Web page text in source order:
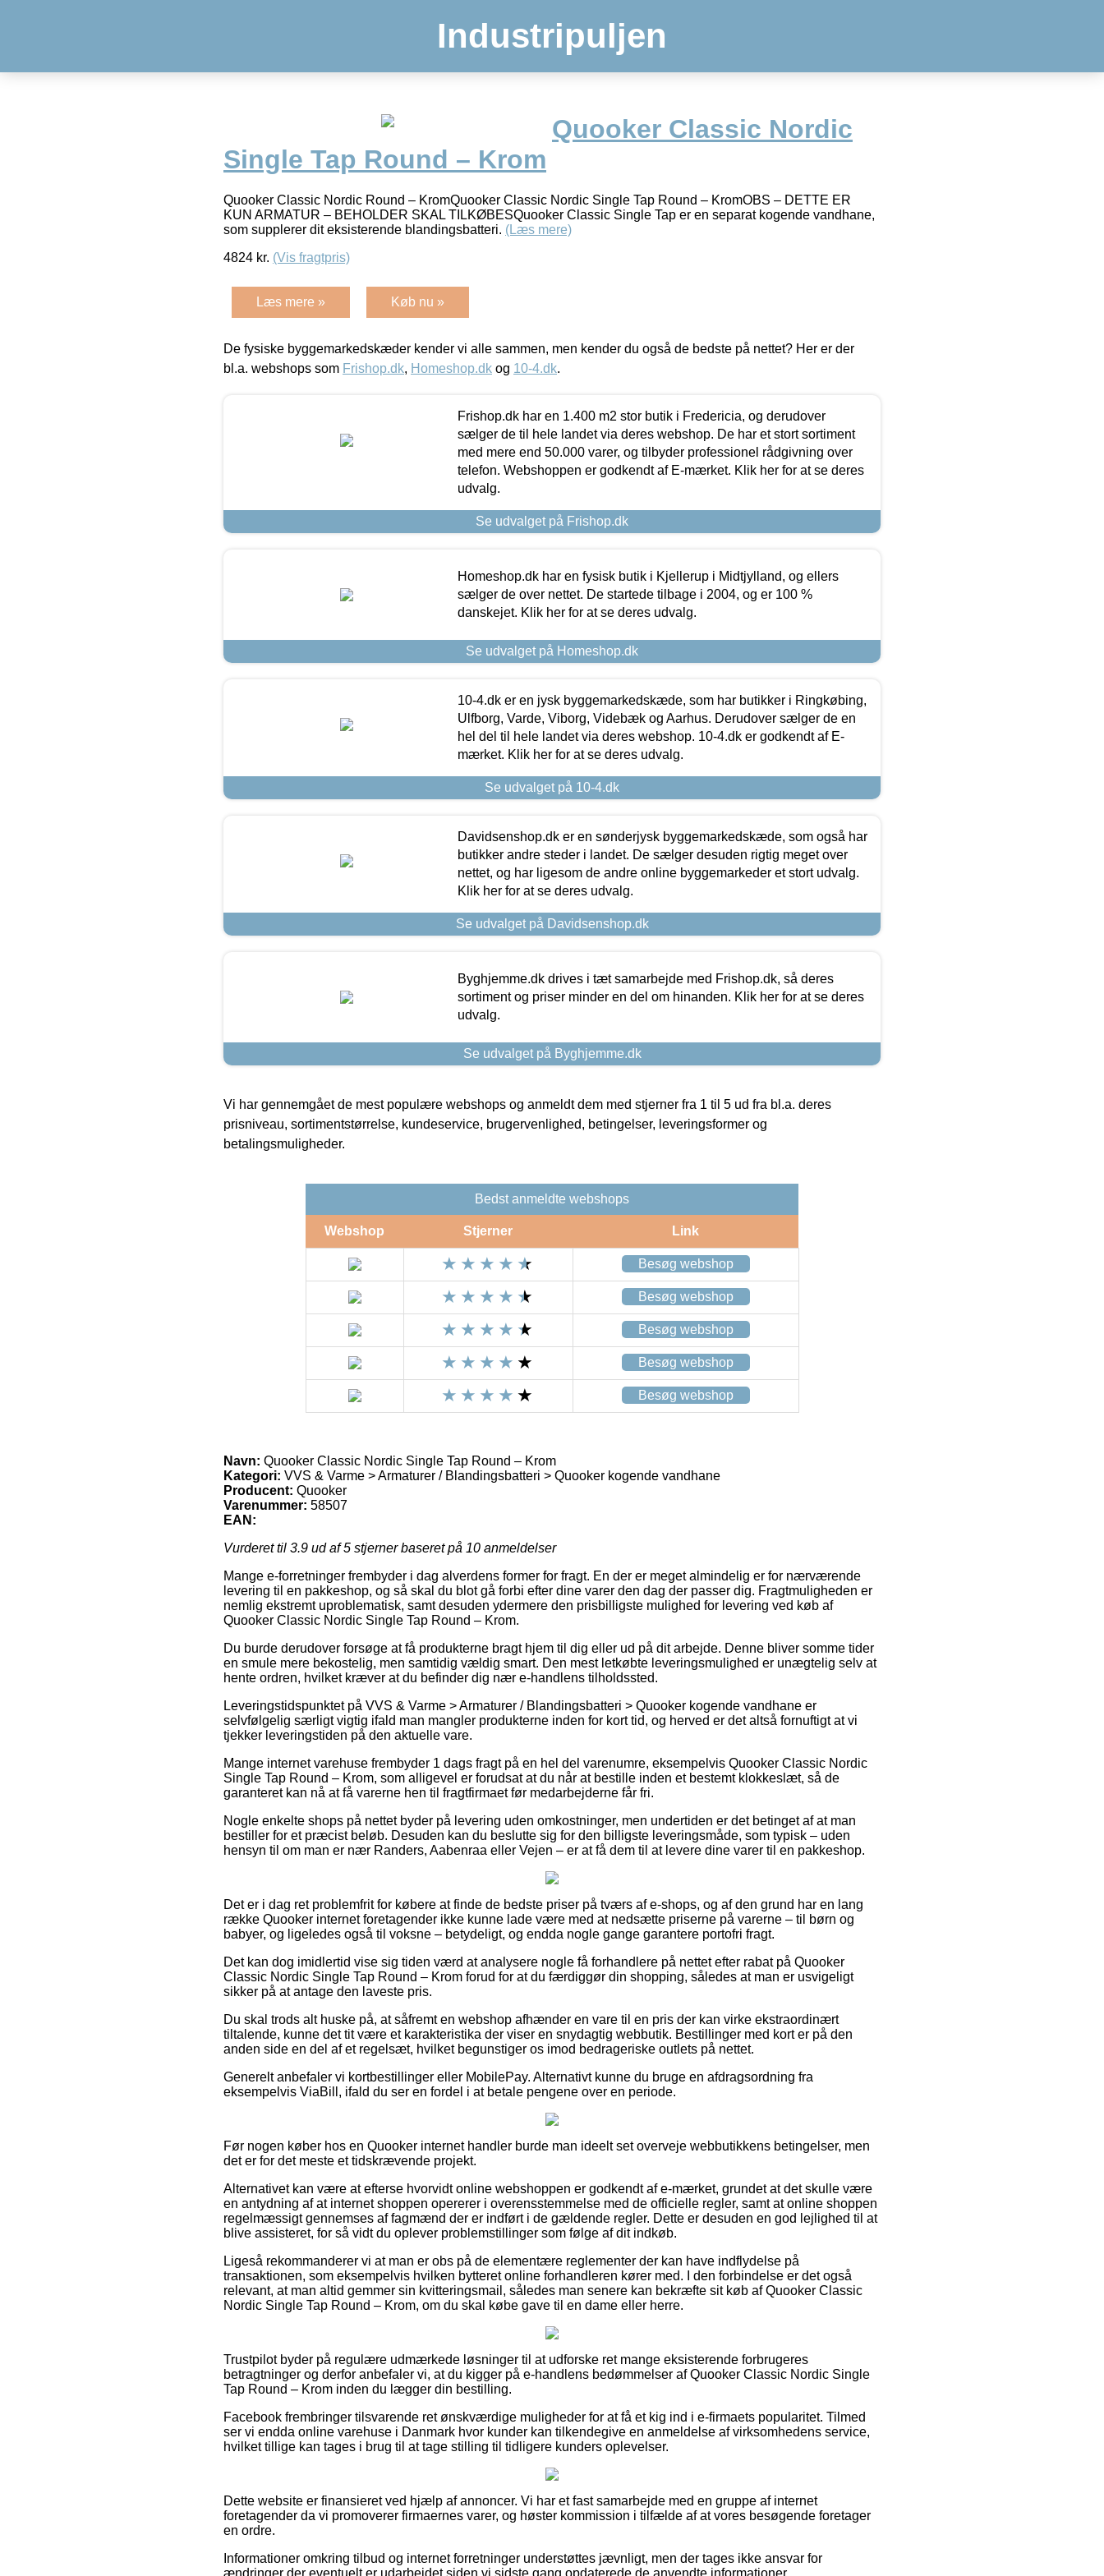
Industripuljen
Quooker Classic Nordic
Single Tap Round – Krom
Quooker Classic Nordic Round – KromQuooker Classic Nordic Single Tap Round – KromOBS – DETTE ER
KUN ARMATUR – BEHOLDER SKAL TILKØBESQuooker Classic Single Tap er en separat kogende vandhane,
som supplerer dit eksisterende blandingsbatteri. (Læs mere)
4824 kr. (Vis fragtpris)
Læs mere » Køb nu »
De fysiske byggemarkedskæder kender vi alle sammen, men kender du også de bedste på nettet? Her er der
bl.a. webshops som Frishop.dk, Homeshop.dk og 10-4.dk.
Frishop.dk har en 1.400 m2 stor butik i Fredericia, og derudover
sælger de til hele landet via deres webshop. De har et stort sortiment
med mere end 50.000 varer, og tilbyder professionel rådgivning over
telefon. Webshoppen er godkendt af E-mærket. Klik her for at se deres
udvalg.
Se udvalget på Frishop.dk
Homeshop.dk har en fysisk butik i Kjellerup i Midtjylland, og ellers
sælger de over nettet. De startede tilbage i 2004, og er 100 %
danskejet. Klik her for at se deres udvalg.
Se udvalget på Homeshop.dk
10-4.dk er en jysk byggemarkedskæde, som har butikker i Ringkøbing,
Ulfborg, Varde, Viborg, Videbæk og Aarhus. Derudover sælger de en
hel del til hele landet via deres webshop. 10-4.dk er godkendt af E-
mærket. Klik her for at se deres udvalg.
Se udvalget på 10-4.dk
Davidsenshop.dk er en sønderjysk byggemarkedskæde, som også har
butikker andre steder i landet. De sælger desuden rigtig meget over
nettet, og har ligesom de andre online byggemarkeder et stort udvalg.
Klik her for at se deres udvalg.
Se udvalget på Davidsenshop.dk
Byghjemme.dk drives i tæt samarbejde med Frishop.dk, så deres
sortiment og priser minder en del om hinanden. Klik her for at se deres
udvalg.
Se udvalget på Byghjemme.dk
Vi har gennemgået de mest populære webshops og anmeldt dem med stjerner fra 1 til 5 ud fra bl.a. deres
prisniveau, sortimentstørrelse, kundeservice, brugervenlighed, betingelser, leveringsformer og
betalingsmuligheder.
Bedst anmeldte webshops
Webshop Stjerner Link
Besøg webshop
Besøg webshop
Besøg webshop
Besøg webshop
Besøg webshop
Navn: Quooker Classic Nordic Single Tap Round – Krom
Kategori: VVS & Varme > Armaturer / Blandingsbatteri > Quooker kogende vandhane
Producent: Quooker
Varenummer: 58507
EAN:
Vurderet til 3.9 ud af 5 stjerner baseret på 10 anmeldelser
Mange e-forretninger frembyder i dag alverdens former for fragt. En der er meget almindelig er for nærværende
levering til en pakkeshop, og så skal du blot gå forbi efter dine varer den dag der passer dig. Fragtmuligheden er
nemlig ekstremt uproblematisk, samt desuden ydermere den prisbilligste mulighed for levering ved køb af
Quooker Classic Nordic Single Tap Round – Krom.
Du burde derudover forsøge at få produkterne bragt hjem til dig eller ud på dit arbejde. Denne bliver somme tider
en smule mere bekostelig, men samtidig vældig smart. Den mest letkøbte leveringsmulighed er unægtelig selv at
hente ordren, hvilket kræver at du befinder dig nær e-handlens tilholdssted.
Leveringstidspunktet på VVS & Varme > Armaturer / Blandingsbatteri > Quooker kogende vandhane er
selvfølgelig særligt vigtig ifald man mangler produkterne inden for kort tid, og herved er det altså fornuftigt at vi
tjekker leveringstiden på den aktuelle vare.
Mange internet varehuse frembyder 1 dags fragt på en hel del varenumre, eksempelvis Quooker Classic Nordic
Single Tap Round – Krom, som alligevel er forudsat at du når at bestille inden et bestemt klokkeslæt, så de
garanteret kan nå at få varerne hen til fragtfirmaet før medarbejderne får fri.
Nogle enkelte shops på nettet byder på levering uden omkostninger, men undertiden er det betinget af at man
bestiller for et præcist beløb. Desuden kan du beslutte sig for den billigste leveringsmåde, som typisk – uden
hensyn til om man er nær Randers, Aabenraa eller Vejen – er at få dem til at levere dine varer til en pakkeshop.
Det er i dag ret problemfrit for købere at finde de bedste priser på tværs af e-shops, og af den grund har en lang
række Quooker internet foretagender ikke kunne lade være med at nedsætte priserne på varerne – til børn og
babyer, og ligeledes også til voksne – betydeligt, og endda nogle gange garantere portofri fragt.
Det kan dog imidlertid vise sig tiden værd at analysere nogle få forhandlere på nettet efter rabat på Quooker
Classic Nordic Single Tap Round – Krom forud for at du færdiggør din shopping, således at man er usvigeligt
sikker på at antage den laveste pris.
Du skal trods alt huske på, at såfremt en webshop afhænder en vare til en pris der kan virke ekstraordinært
tiltalende, kunne det tit være et karakteristika der viser en snydagtig webbutik. Bestillinger med kort er på den
anden side en del af et regelsæt, hvilket begunstiger os imod bedrageriske outlets på nettet.
Generelt anbefaler vi kortbestillinger eller MobilePay. Alternativt kunne du bruge en afdragsordning fra
eksempelvis ViaBill, ifald du ser en fordel i at betale pengene over en periode.
Før nogen køber hos en Quooker internet handler burde man ideelt set overveje webbutikkens betingelser, men
det er for det meste et tidskrævende projekt.
Alternativet kan være at efterse hvorvidt online webshoppen er godkendt af e-mærket, grundet at det skulle være
en antydning af at internet shoppen opererer i overensstemmelse med de officielle regler, samt at online shoppen
regelmæssigt gennemses af fagmænd der er indført i de gældende regler. Dette er desuden en god lejlighed til at
blive assisteret, for så vidt du oplever problemstillinger som følge af dit indkøb.
Ligeså rekommanderer vi at man er obs på de elementære reglementer der kan have indflydelse på
transaktionen, som eksempelvis hvilken bytteret online forhandleren kører med. I den forbindelse er det også
relevant, at man altid gemmer sin kvitteringsmail, således man senere kan bekræfte sit køb af Quooker Classic
Nordic Single Tap Round – Krom, om du skal købe gave til en dame eller herre.
Trustpilot byder på regulære udmærkede løsninger til at udforske ret mange eksisterende forbrugeres
betragtninger og derfor anbefaler vi, at du kigger på e-handlens bedømmelser af Quooker Classic Nordic Single
Tap Round – Krom inden du lægger din bestilling.
Facebook frembringer tilsvarende ret ønskværdige muligheder for at få et kig ind i e-firmaets popularitet. Tilmed
ser vi endda online varehuse i Danmark hvor kunder kan tilkendegive en anmeldelse af virksomhedens service,
hvilket tillige kan tages i brug til at tage stilling til tidligere kunders oplevelser.
Dette website er finansieret ved hjælp af annoncer. Vi har et fast samarbejde med en gruppe af internet
foretagender da vi promoverer firmaernes varer, og høster kommission i tilfælde af at vores besøgende foretager
en ordre.
Informationer omkring tilbud og internet forretninger understøttes jævnligt, men der tages ikke ansvar for
ændringer der eventuelt er udarbejdet siden vi sidste gang opdaterede de anvendte informationer.